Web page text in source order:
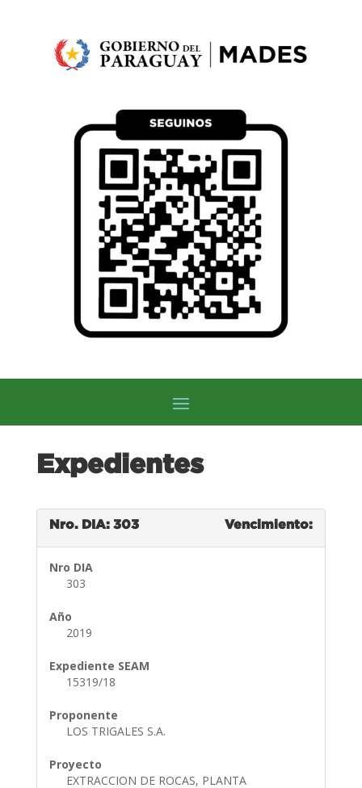
Expedientes
Nro. DIA: 303 Vencimiento:
Nro DIA
303
Año
2019
Expediente SEAM
15319/18
Proponente
LOS TRIGALES S.A.
Proyecto
EXTRACCION DE ROCAS, PLANTA